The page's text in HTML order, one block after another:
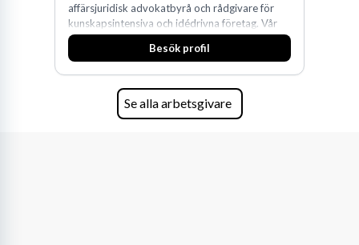
affärsjuridisk advokatbyrå och rådgivare för
kunskapsintensiva och idédrivna företag. Vår
expertis inom IP-tillgångar har gett oss en
marknadsledande position. Våra klienter väljer
företagets viktigaste tillgångar.
Besök profil
Se alla arbetsgivare